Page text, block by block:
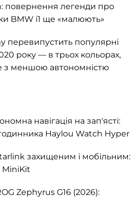
повернення легенди про
BMW i1 ще «малюють»
перевипустить популярні
року — в трьох кольорах,
з меншою автономністю
навігація на зап'ясті:
Haylou Watch Hyper
захищеним і мобільним:
MiniKit
Zephyrus G16 (2026):